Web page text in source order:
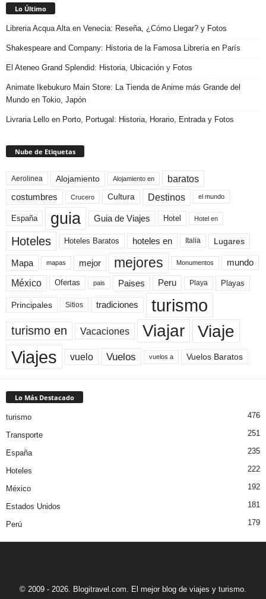
Lo Último
Libreria Acqua Alta en Venecia: Reseña, ¿Cómo Llegar? y Fotos
Shakespeare and Company: Historia de la Famosa Librería en París
El Ateneo Grand Splendid: Historia, Ubicación y Fotos
Animate Ikebukuro Main Store: La Tienda de Anime más Grande del
Mundo en Tokio, Japón
Livraria Lello en Porto, Portugal: Historia, Horario, Entrada y Fotos
Nube de Etiquetas
Aerolinea Alojamiento Alojamiento en baratos
costumbres Crucero Cultura Destinos el mundo
España guia Guia de Viajes Hotel Hotel en
Hoteles Hoteles Baratos hoteles en Italia Lugares
Mapa mapas mejor mejores Monumentos mundo
México Ofertas pais Paises Peru Playa Playas
Principales Sitios tradiciones turismo
turismo en Vacaciones Viajar Viaje
Viajes vuelo Vuelos vuelos a Vuelos Baratos
Lo Más Destacado
turismo 476
Transporte 251
España 235
Hoteles 222
México 192
Estados Unidos 181
Perú 179
© 2009 - 2026. Blogitravel.com. El mejor blog de viajes y turismo.